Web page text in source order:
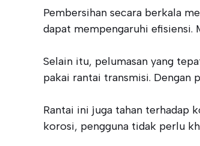
Pembersihan secara berkala
dapat mempengaruhi efisiensi.
Selain itu, pelumasan yang
pakai rantai transmisi. Dengan
Rantai ini juga tahan terhadap
korosi, pengguna tidak perlu